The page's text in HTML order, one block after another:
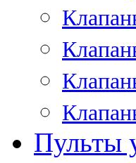
Пульты